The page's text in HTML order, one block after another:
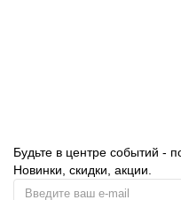
Будьте в центре событий -
Новинки, скидки, акции.